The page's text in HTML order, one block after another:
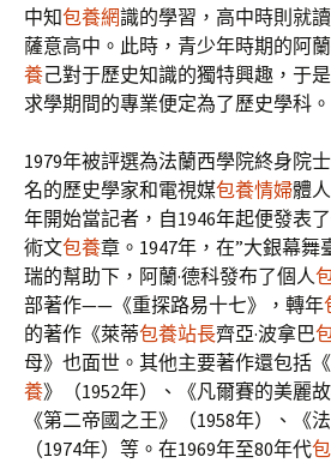
中知包養網識的學習，高中時則就
薩意高中。此時，青少年時期的阿
養己對于歷史知識的獨特興趣，于
求學期間的專業便定為了歷史學科。
1979年被評選為法蘭西學院終身院
名的歷史學家和電視媒包養情婦體
年開始當記者，自1946年起便發表
術文包養章。1947年，在”大銀幕舞
瑞的幫助下，阿蘭·德科發布了個人
部著作——《重探路易十七》，轉年
的著作《萊蒂包養站長齊亞·波拿巴
母》也面世。其他主要著作還包括
養》（1952年）、《凡爾賽的美麗
《第二帝國之王》（1958年）、《
（1974年）等。在1969年至80年代